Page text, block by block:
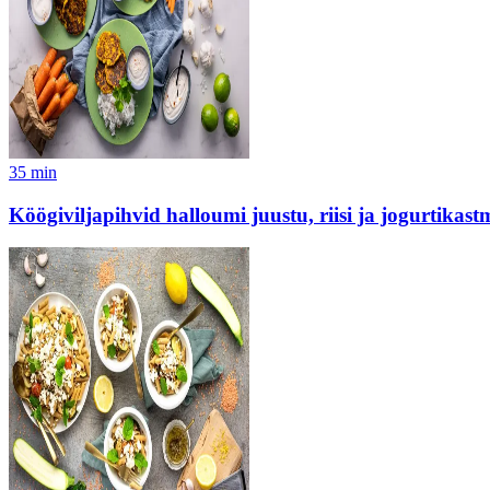
35 min
Köögiviljapihvid halloumi juustu, riisi ja